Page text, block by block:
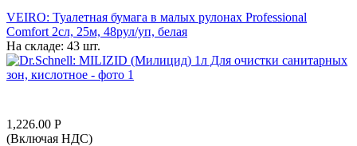
VEIRO: Туалетная бумага в малых рулонах Professional
Comfort 2сл, 25м, 48рул/уп, белая
На складе: 43 шт.
1,226.00 Р
(Включая НДС)